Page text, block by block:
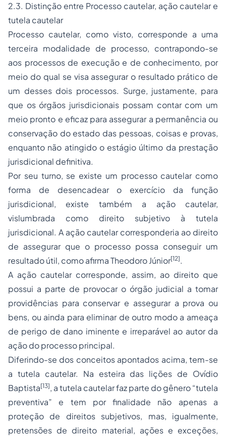
2.3. Distinção entre Processo cautelar, ação cautelar e
tutela cautelar
Processo cautelar, como visto, corresponde a uma
terceira modalidade de processo, contrapondo-se
aos processos de execução e de conhecimento, por
meio do qual se visa assegurar o resultado prático de
um desses dois processos. Surge, justamente, para
que os órgãos jurisdicionais possam contar com um
meio pronto e eficaz para assegurar a permanência ou
conservação do estado das pessoas, coisas e provas,
enquanto não atingido o estágio último da prestação
jurisdicional definitiva.
Por seu turno, se existe um processo cautelar como
forma de desencadear o exercício da função
jurisdicional, existe também a ação cautelar,
vislumbrada como direito subjetivo à tutela
jurisdicional. A ação cautelar corresponderia ao direito
de assegurar que o processo possa conseguir um
resultado útil, como afirma Theodoro Júnior[12].
A ação cautelar corresponde, assim, ao direito que
possui a parte de provocar o órgão judicial a tomar
providências para conservar e assegurar a prova ou
bens, ou ainda para eliminar de outro modo a ameaça
de perigo de dano iminente e irreparável ao autor da
ação do processo principal.
Diferindo-se dos conceitos apontados acima, tem-se
a tutela cautelar. Na esteira das lições de Ovídio
Baptista[13], a tutela cautelar faz parte do gênero “tutela
preventiva” e tem por finalidade não apenas a
proteção de direitos subjetivos, mas, igualmente,
pretensões de direito material, ações e exceções,